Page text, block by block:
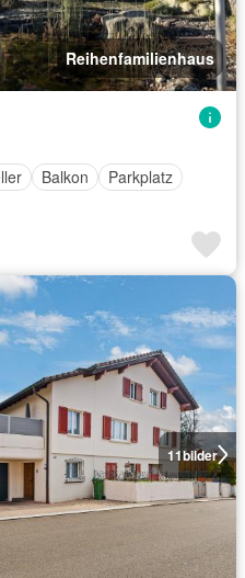
Reihenfamilienhaus
Balkon
Parkplatz
11bilder